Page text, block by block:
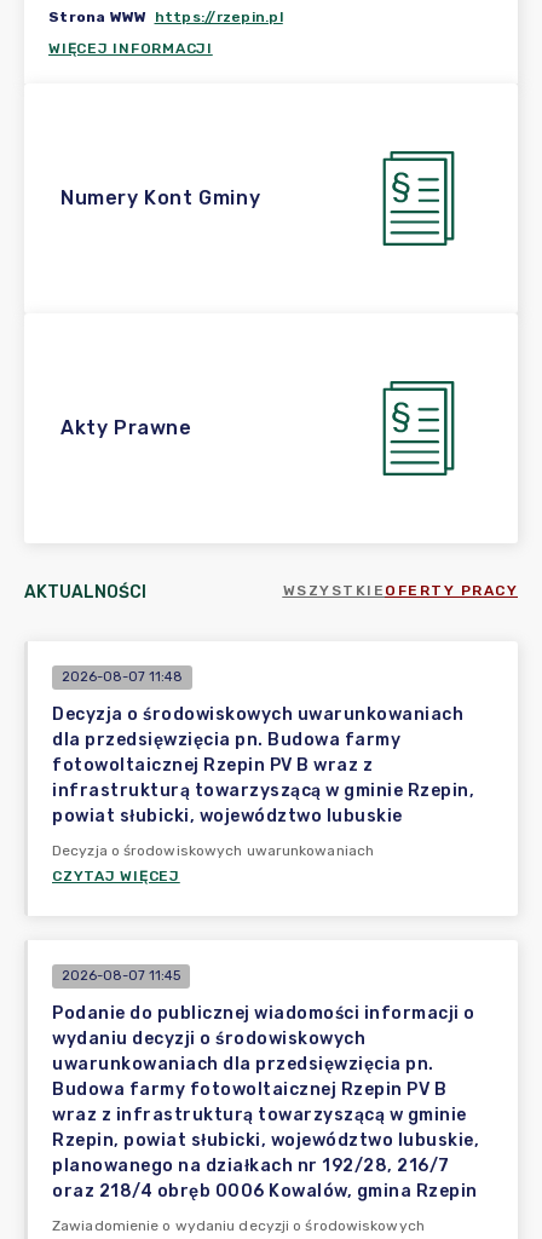
Strona WWW https://rzepin.pl
WIĘCEJ INFORMACJI
Numery Kont Gminy
Akty Prawne
AKTUALNOŚCI WSZYSTKIE OFERTY PRACY
2026-08-07 11:48
Decyzja o środowiskowych uwarunkowaniach
dla przedsięwzięcia pn. Budowa farmy
fotowoltaicznej Rzepin PV B wraz z
infrastrukturą towarzyszącą w gminie Rzepin,
powiat słubicki, województwo lubuskie
Decyzja o środowiskowych uwarunkowaniach
CZYTAJ WIĘCEJ
2026-08-07 11:45
Podanie do publicznej wiadomości informacji o
wydaniu decyzji o środowiskowych
uwarunkowaniach dla przedsięwzięcia pn.
Budowa farmy fotowoltaicznej Rzepin PV B
wraz z infrastrukturą towarzyszącą w gminie
Rzepin, powiat słubicki, województwo lubuskie,
planowanego na działkach nr 192/28, 216/7
oraz 218/4 obręb 0006 Kowalów, gmina Rzepin
Zawiadomienie o wydaniu decyzji o środowiskowych